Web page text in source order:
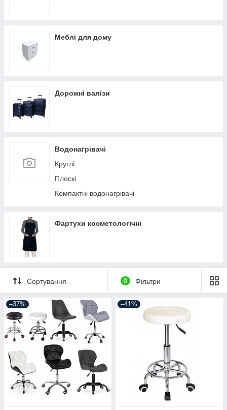
Меблі для дому
Дорожні валізи
Водонагрівачі
Круглі
Плоскі
Компактні водонагрівачі
Фартухи косметологічні
Сортування 0 Фільтри
–37% –41%